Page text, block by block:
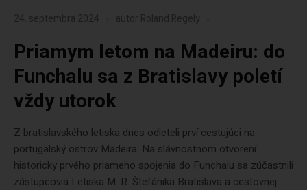
24. septembra 2024 autor Roland Regely
Priamym letom na Madeiru: do
Funchalu sa z Bratislavy poletí
vždy utorok
Z bratislavského letiska dnes odleteli prví cestujúci na
portugalský ostrov Madeira. Na slávnostnom otvorení
historicky prvého priameho spojenia do Funchalu sa zúčastnili
zástupcovia Letiska M. R. Štefánika Bratislava a cestovnej